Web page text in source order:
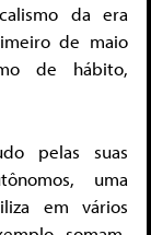
da era
de maio
de hábito,
pelas suas
uma
em vários